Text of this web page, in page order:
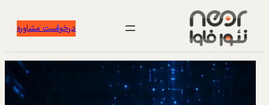
درخواست مشاوره